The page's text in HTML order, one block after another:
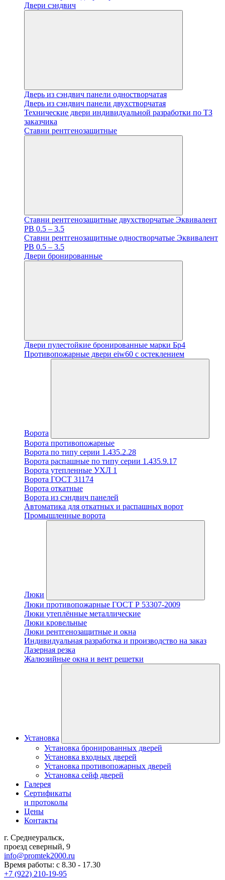
Двери сэндвич
Дверь из сэндвич панели одностворчатая
Дверь из сэндвич панели двухстворчатая
Технические двери индивидуальной разработки по ТЗ
заказчика
Ставни рентгенозащитные
Ставни рентгенозащитные двухстворчатые Эквивалент
PB 0.5 – 3.5
Ставни рентгенозащитные одностворчатые Эквивалент
PB 0.5 – 3.5
Двери бронированные
Двери пулестойкие бронированные марки Бр4
Противопожарные двери eiw60 с остеклением
Ворота
Ворота противопожарные
Ворота по типу серии 1.435.2.28
Ворота распашные по типу серии 1.435.9.17
Ворота утепленные УХЛ 1
Ворота ГОСТ 31174
Ворота откатные
Ворота из сэндвич панелей
Автоматика для откатных и распашных ворот
Промышленные ворота
Люки
Люки противопожарные ГОСТ Р 53307-2009
Люки утеплённые металлические
Люки кровельные
Люки рентгенозащитные и окна
Индивидуальная разработка и производство на заказ
Лазерная резка
Жалюзийные окна и вент решетки
Установка
Установка бронированных дверей
Установка входных дверей
Установка противопожарных дверей
Установка сейф дверей
Галерея
Сертификаты
и протоколы
Цены
Контакты
г. Среднеуральск,
проезд северный, 9
info@promtek2000.ru
Время работы: с 8.30 - 17.30
+7 (922) 210-19-95